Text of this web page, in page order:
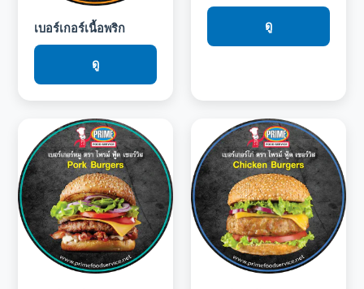
เบอร์เกอร์เนื้อพริก
ดู
ดู